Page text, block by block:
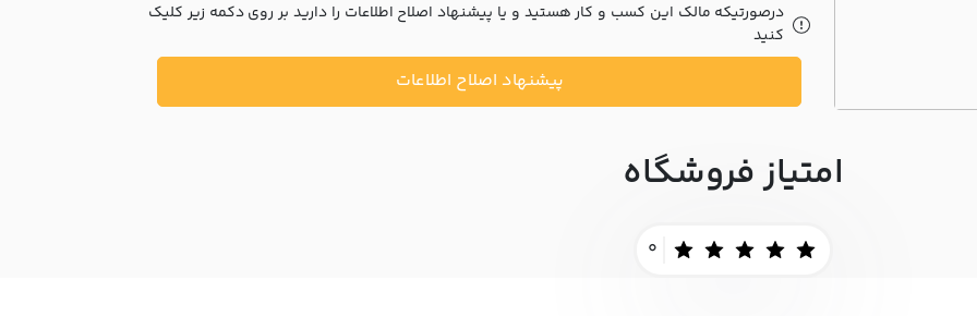
درصورتیکه مالک این کسب و کار هستید و یا پیشنهاد اصلاح اطلاعات را دارید بر روی دکمه زیر کلیک
کنید
پیشنهاد اصلاح اطلاعات
امتیاز فروشگاه
0